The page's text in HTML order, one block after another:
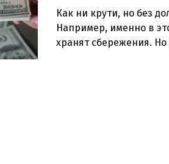
Как ни крути, но без
Например, именно в
хранят сбережения. Но